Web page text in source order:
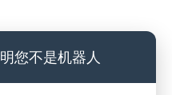
您不是机器人